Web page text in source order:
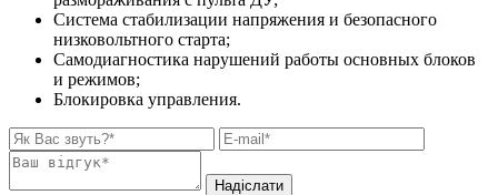
Система стабилизации напряжения и безопасного
низковольтного старта;
Самодиагностика нарушений работы основных блоков
и режимов;
Блокировка управления.